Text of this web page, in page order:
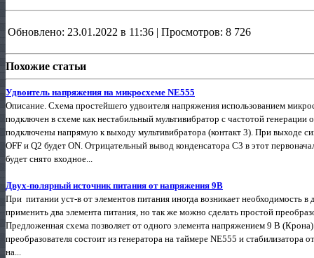
Обновлено: 23.01.2022 в 11:36 | Просмотров: 8 726
Похожие статьи
Удвоитель напряжения на микросхеме NE555
Описание. Схема простейшего удвоителя напряжения использованием
подключен в схеме как нестабильный мультивибратор с частотой генерации
подключены напрямую к выходу мультивибратора (контакт 3). При выходе
OFF и Q2 будет ON. Отрицательный вывод конденсатора C3 в этот
будет снято входное...
Двух-полярный источник питания от напряжения 9В
При питании уст-в от элементов питания иногда возникает
применить два элемента питания, но так же можно сделать простой
Предложенная схема позволяет от одного элемента напряжением 9 В
преобразователя состоит из генератора на таймере NE555 и
на...